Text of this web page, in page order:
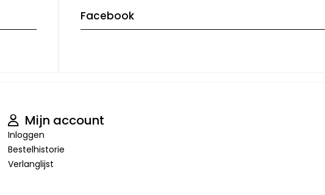
Facebook
Mijn account
Inloggen
Bestelhistorie
Verlanglijst